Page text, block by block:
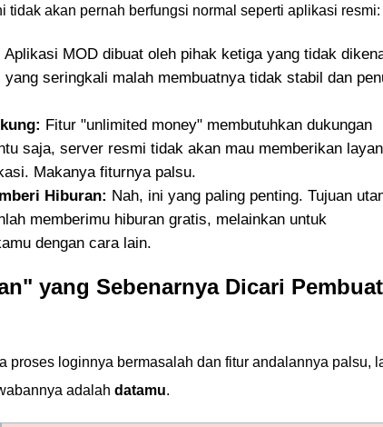
akan pernah berfungsi normal seperti aplikasi resmi:
Aplikasi MOD dibuat oleh pihak ketiga yang tidak
seringkali malah membuatnya tidak stabil dan
Fitur "unlimited money" membutuhkan dukungan
saja, server resmi tidak akan mau memberikan
Makanya fiturnya palsu.
Hiburan: Nah, ini yang paling penting. Tujuan
memberimu hiburan gratis, melainkan untuk
dengan cara lain.
yang Sebenarnya Dicari Pembuat
proses loginnya bermasalah dan fitur andalannya palsu,
adalah datamu.